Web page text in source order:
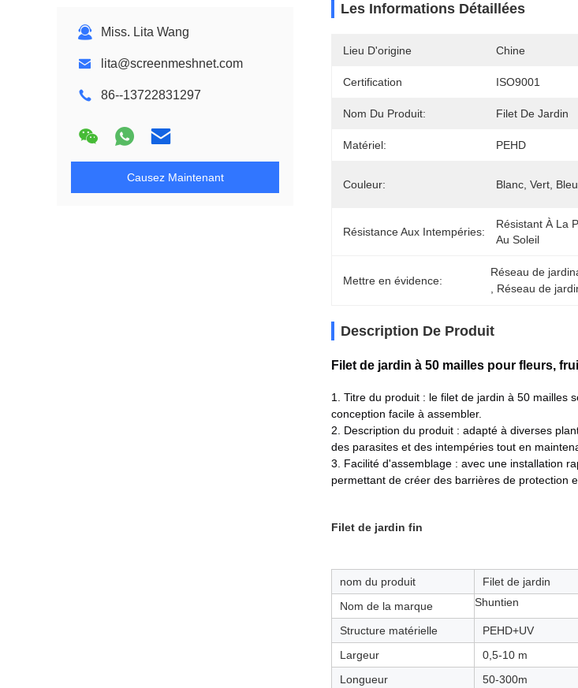
Miss. Lita Wang
lita@screenmeshnet.com
86--13722831297
Causez Maintenant
Les Informations Détaillées
Lieu D'origine Chine
Certification ISO9001
Nom Du Produit: Filet De Jardin
Matériel: PEHD
Couleur: Blanc, Vert, Bleu
Résistance Aux Intempéries:
Résistant À La
Au Soleil
Mettre en évidence:
Réseau de
Réseau de
Description De Produit
Filet de jardin à 50 mailles pour fleurs,
1. Titre du produit : le filet de jardin à 50 mailles
conception facile à assembler.
2. Description du produit : adapté à diverses
des parasites et des intempéries tout en
3. Facilité d'assemblage : avec une installation
permettant de créer des barrières de protection
Filet de jardin fin
nom du produit
Filet de jardin
Nom de la marque
Shuntien
Structure matérielle
PEHD+UV
Largeur
0,5-10 m
Longueur
50-300m